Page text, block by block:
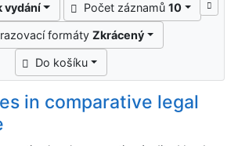
vydání Počet záznamů 10
formáty Zkrácený
Do košíku
in comparative legal